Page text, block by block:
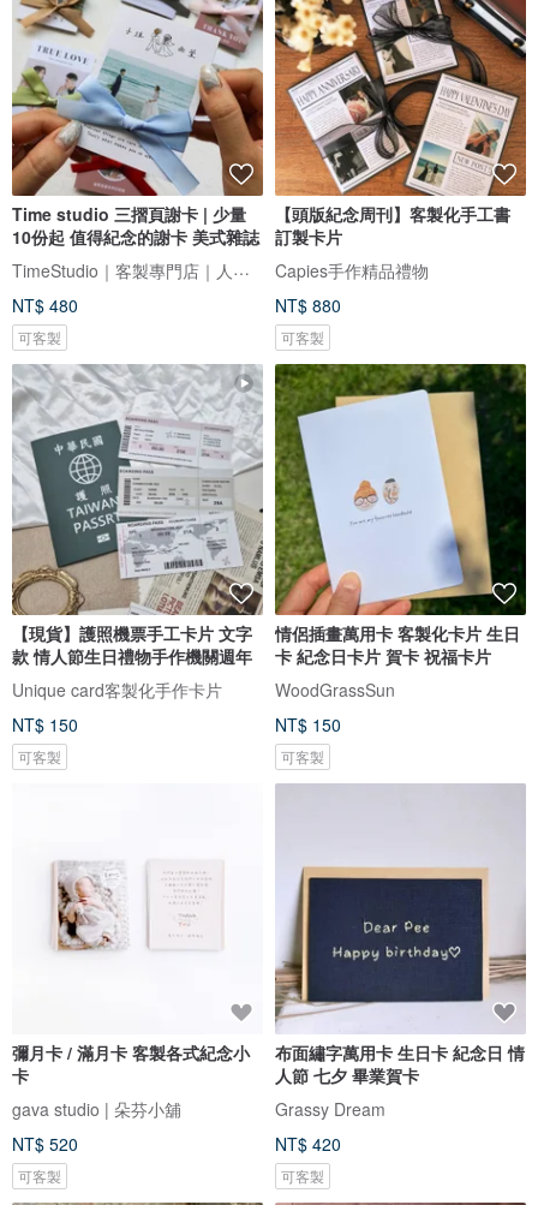
Time studio 三摺頁謝卡 | 少量
10份起 值得紀念的謝卡 美式雜誌
TimeStudio｜客製專門店｜人生大事事務所
NT$ 480
可客製
【頭版紀念周刊】客製化手工書
訂製卡片
Capies手作精品禮物
NT$ 880
可客製
【現貨】護照機票手工卡片 文字
款 情人節生日禮物手作機關週年
Unique card客製化手作卡片
NT$ 150
可客製
情侶插畫萬用卡 客製化卡片 生日
卡 紀念日卡片 賀卡 祝福卡片
WoodGrassSun
NT$ 150
可客製
彌月卡 / 滿月卡 客製各式紀念小
卡
gava studio | 朵芬小舖
NT$ 520
可客製
布面繡字萬用卡 生日卡 紀念日 情
人節 七夕 畢業賀卡
Grassy Dream
NT$ 420
可客製